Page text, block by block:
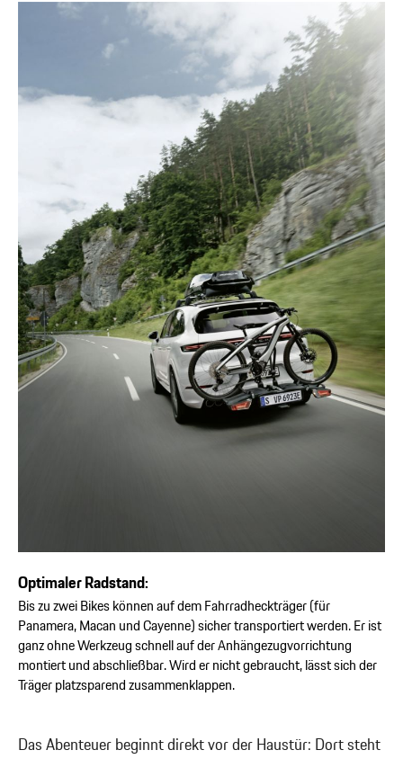
Optimaler Radstand:
Bis zu zwei Bikes können auf dem Fahrradheckträger (für
Panamera, Macan und Cayenne) sicher transportiert werden. Er ist
ganz ohne Werkzeug schnell auf der Anhängezugvorrichtung
montiert und abschließbar. Wird er nicht gebraucht, lässt sich der
Träger platzsparend zusammenklappen.
Das Abenteuer beginnt direkt vor der Haustür: Dort steht